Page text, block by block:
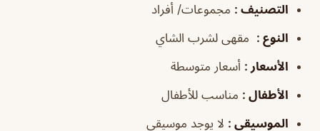
التصنيف : مجموعات/ أفراد
النوع : مقهى لشرب الشاي
الأسعار : أسعار متوسطة
الأطفال : مناسب للأطفال
الموسيقى : لا يوجد موسيقى